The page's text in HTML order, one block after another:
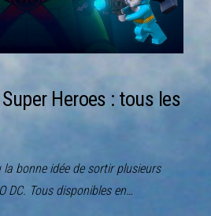
Heroes : tous les
la bonne idée de sortir plusieurs
Tous disponibles en…